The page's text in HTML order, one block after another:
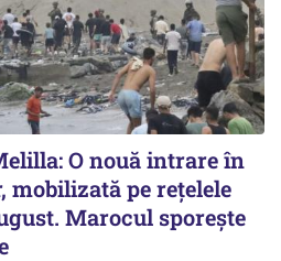
O nouă intrare în
mobilizată pe rețelele
Marocul sporește